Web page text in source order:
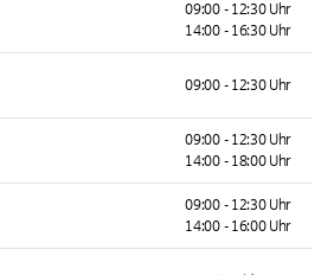
09:00 - 12:30 Uhr
14:00 - 16:30 Uhr
09:00 - 12:30 Uhr
09:00 - 12:30 Uhr
14:00 - 18:00 Uhr
09:00 - 12:30 Uhr
14:00 - 16:00 Uhr